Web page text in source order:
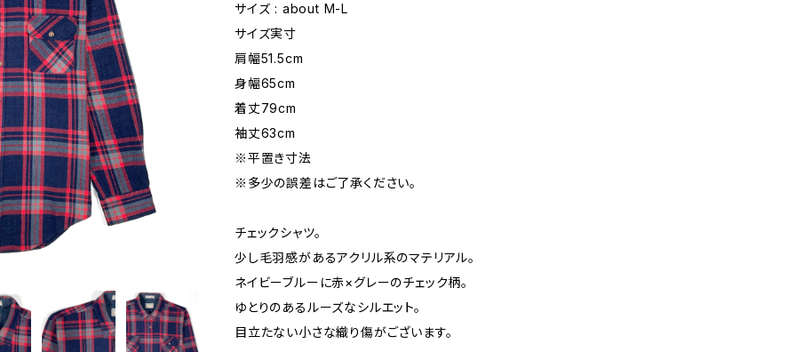
サイズ : about M-L
サイズ実寸
肩幅51.5cm
身幅65cm
着丈79cm
袖丈63cm
※平置き寸法
※多少の誤差はご了承ください。
チェックシャツ。
少し毛羽感があるアクリル系のマテリアル。
ネイビーブルーに赤×グレーのチェック柄。
ゆとりのあるルーズなシルエット。
目立たない小さな織り傷がございます。